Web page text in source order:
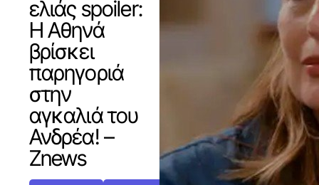
ελιάς spoiler:
Η Αθηνά
βρίσκει
παρηγοριά
στην
αγκαλιά του
Ανδρέα! –
Znews